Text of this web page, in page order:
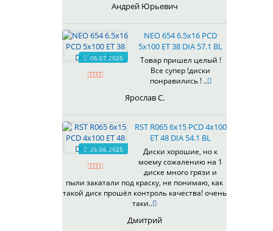
528
529
530
531
535
536
537
538
539
540
541
Андрей Юрьевич
06.07.2025
NEO 654 6.5x16 PCD
5x100 ET 38 DIA 57.1 BL
Товар пришел целый !
Все супер !диски
понравились ! ..
Ярослав С.
26.06.2025
RST R065 6x15 PCD 4x100
ET 48 DIA 54.1 BL
Диски хорошие, но к
моему сожалению на 1
диске много грязи и
пыли закатали под краску, не понимаю, как
такой диск прошёл контроль качества! очень
таки..
Дмитрий